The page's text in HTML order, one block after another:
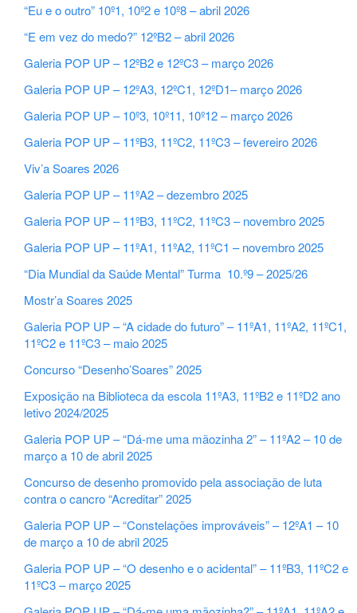
“Eu e o outro” 10º1, 10º2 e 10º8 – abril 2026
“E em vez do medo?” 12ºB2 – abril 2026
Galeria POP UP – 12ºB2 e 12ºC3 – março 2026
Galeria POP UP – 12ºA3, 12ºC1, 12ºD1– março 2026
Galeria POP UP – 10º3, 10º11, 10º12 – março 2026
Galeria POP UP – 11ºB3, 11ºC2, 11ºC3 – fevereiro 2026
Viv’a Soares 2026
Galeria POP UP – 11ºA2 – dezembro 2025
Galeria POP UP – 11ºB3, 11ºC2, 11ºC3 – novembro 2025
Galeria POP UP – 11ºA1, 11ºA2, 11ºC1 – novembro 2025
“Dia Mundial da Saúde Mental” Turma 10.º9 – 2025/26
Mostr’a Soares 2025
Galeria POP UP – “A cidade do futuro” – 11ºA1, 11ºA2, 11ºC1,
11ºC2 e 11ºC3 – maio 2025
Concurso “Desenho’Soares” 2025
Exposição na Biblioteca da escola 11ºA3, 11ºB2 e 11ºD2 ano
letivo 2024/2025
Galeria POP UP – “Dá-me uma mãozinha 2” – 11ºA2 – 10 de
março a 10 de abril 2025
Concurso de desenho promovido pela associação de luta
contra o cancro “Acreditar” 2025
Galeria POP UP – “Constelações improváveis” – 12ºA1 – 10
de março a 10 de abril 2025
Galeria POP UP – “O desenho e o acidental” – 11ºB3, 11ºC2 e
11ºC3 – março 2025